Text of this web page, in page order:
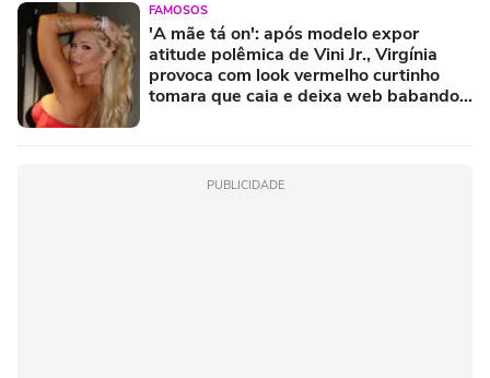
FAMOSOS
'A mãe tá on': após modelo expor
atitude polêmica de Vini Jr., Virgínia
provoca com look vermelho curtinho
tomara que caia e deixa web babando.
PUBLICIDADE